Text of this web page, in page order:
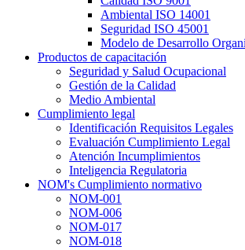
Ambiental ISO 14001
Seguridad ISO 45001
Modelo de Desarrollo
Productos de capacitación
Seguridad y Salud Ocupacional
Gestión de la Calidad
Medio Ambiental
Cumplimiento legal
Identificación Requisitos Legales
Evaluación Cumplimiento Legal
Atención Incumplimientos
Inteligencia Regulatoria
NOM's Cumplimiento normativo
NOM-001
NOM-006
NOM-017
NOM-018